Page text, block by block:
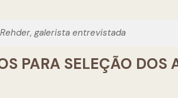
galerista entrevistada
PARA SELEÇÃO DOS